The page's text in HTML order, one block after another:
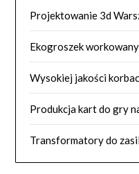
Projektowanie 3d
Ekogroszek
Wysokiej jakości
Produkcja kart do gry
Transformatory do